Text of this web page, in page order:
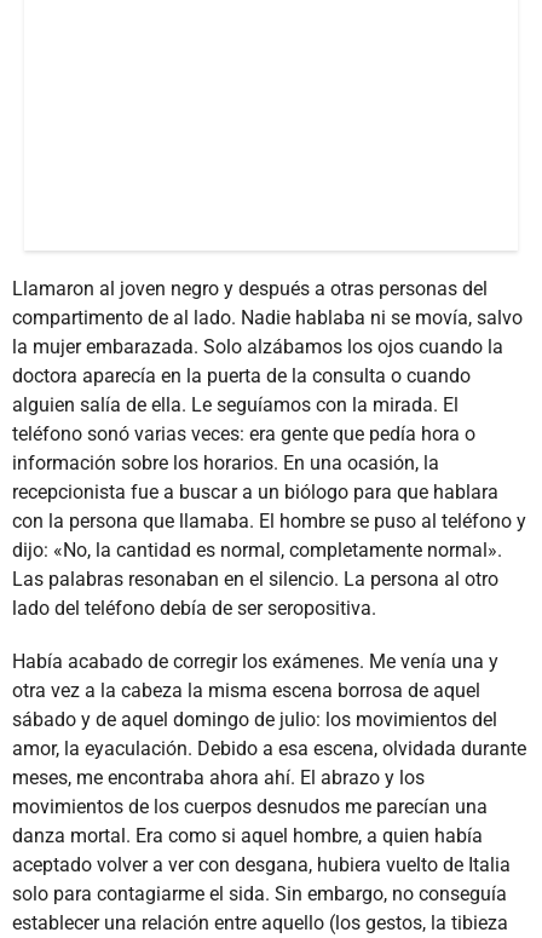
Llamaron al joven negro y después a otras personas del
compartimento de al lado. Nadie hablaba ni se movía, salvo
la mujer embarazada. Solo alzábamos los ojos cuando la
doctora aparecía en la puerta de la consulta o cuando
alguien salía de ella. Le seguíamos con la mirada. El
teléfono sonó varias veces: era gente que pedía hora o
información sobre los horarios. En una ocasión, la
recepcionista fue a buscar a un biólogo para que hablara
con la persona que llamaba. El hombre se puso al teléfono y
dijo: «No, la cantidad es normal, completamente normal».
Las palabras resonaban en el silencio. La persona al otro
lado del teléfono debía de ser seropositiva.
Había acabado de corregir los exámenes. Me venía una y
otra vez a la cabeza la misma escena borrosa de aquel
sábado y de aquel domingo de julio: los movimientos del
amor, la eyaculación. Debido a esa escena, olvidada durante
meses, me encontraba ahora ahí. El abrazo y los
movimientos de los cuerpos desnudos me parecían una
danza mortal. Era como si aquel hombre, a quien había
aceptado volver a ver con desgana, hubiera vuelto de Italia
solo para contagiarme el sida. Sin embargo, no conseguía
establecer una relación entre aquello (los gestos, la tibieza